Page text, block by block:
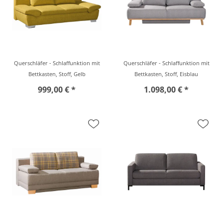
Querschläfer - Schlaffunktion mit
Bettkasten, Stoff, Gelb
999,00 € *
Querschläfer - Schlaffunktion mit
Bettkasten, Stoff, Eisblau
1.098,00 € *